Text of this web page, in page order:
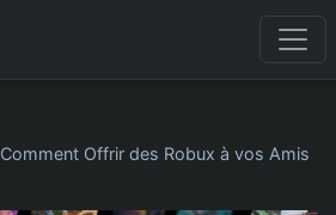
Comment Offrir des Robux à vos Amis